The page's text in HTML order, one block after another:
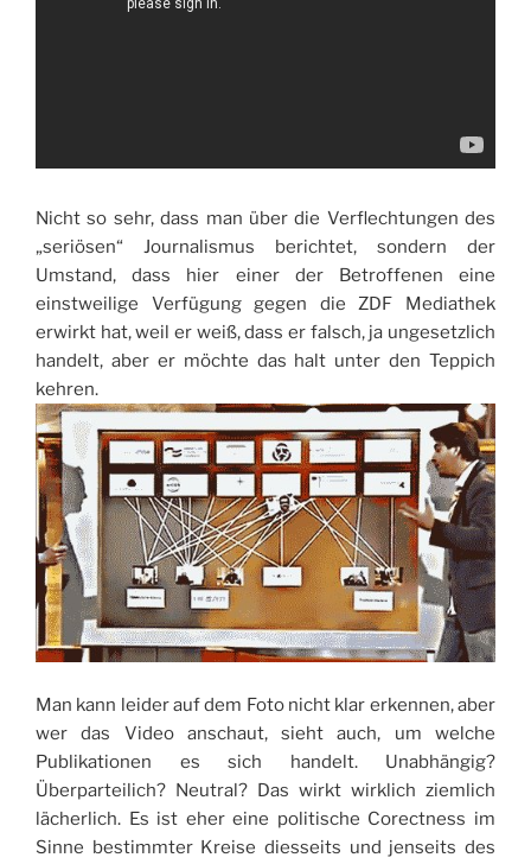
Nicht so sehr, dass man über die Verflechtungen des
„seriösen“ Journalismus berichtet, sondern der
Umstand, dass hier einer der Betroffenen eine
einstweilige Verfügung gegen die ZDF Mediathek
erwirkt hat, weil er weiß, dass er falsch, ja ungesetzlich
handelt, aber er möchte das halt unter den Teppich
kehren.
Man kann leider auf dem Foto nicht klar erkennen, aber
wer das Video anschaut, sieht auch, um welche
Publikationen es sich handelt. Unabhängig?
Überparteilich? Neutral? Das wirkt wirklich ziemlich
lächerlich. Es ist eher eine politische Corectness im
Sinne bestimmter Kreise diesseits und jenseits des